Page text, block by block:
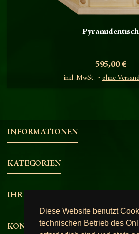
Diese Website benutzt
technischen Betrieb des
Pyramidentisch
Preis
595,00 €
inkl. MwSt. ohne
INFORMATIONEN
KATEGORIEN
IHR KONTO
KONTAKT